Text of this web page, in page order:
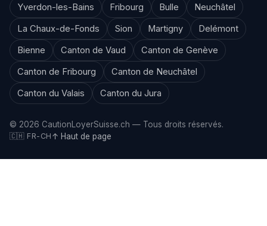
Yverdon-les-Bains
Fribourg Bulle
Neuchâtel
La Chaux-de-Fonds
Sion Martigny
Delémont
Bienne
Canton de Vaud
Canton de Genève
Canton de Fribourg
Canton de Neuchâtel
Canton du Valais
Canton du Jura
© 2026 CautionLoyerSuisse.ch — Tous droits réservés.
🇨🇭 FR-CH ↑ Haut de page